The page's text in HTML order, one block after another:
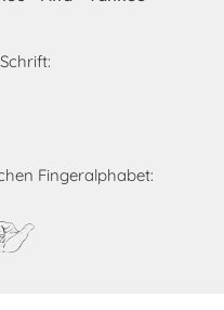
Fingeralphabet: